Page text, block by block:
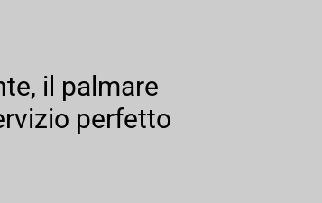
il palmare
perfetto